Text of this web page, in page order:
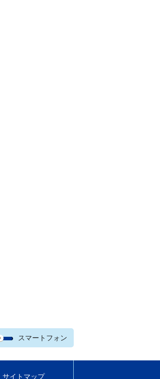
スマートフォン
サイトマップ